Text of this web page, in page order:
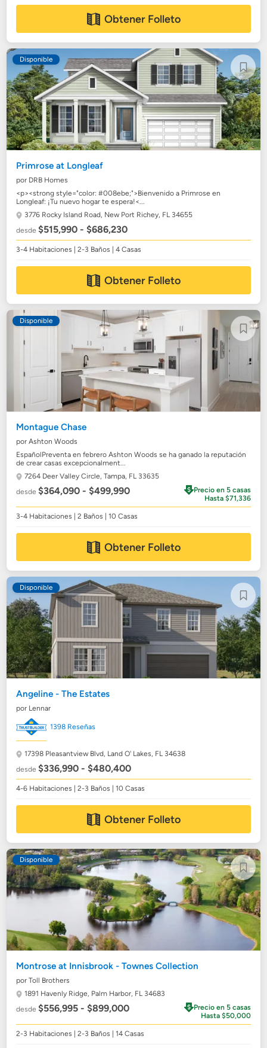
Obtener Folleto
Disponible
Primrose at Longleaf
por DRB Homes
<p><strong style="color: #008ebe;">Bienvenido a Primrose en
Longleaf: ¡Tu nuevo hogar te espera!<...
3776 Rocky Island Road, New Port Richey, FL 34655
desde$515,990 - $686,230
3-4 Habitaciones | 2-3 Baños | 4 Casas
Obtener Folleto
Disponible
Montague Chase
por Ashton Woods
EspañolPreventa en febrero Ashton Woods se ha ganado la reputación
de crear casas excepcionalment...
7264 Deer Valley Circle,Tampa, FL 33635
desde$364,090 - $499,990
Precio en 5 casas
Hasta $71,336
3-4 Habitaciones | 2 Baños | 10 Casas
Obtener Folleto
Disponible
Angeline - The Estates
por Lennar
1398 Reseñas
17398 Pleasantview Blvd, Land O' Lakes, FL 34638
desde$336,990 - $480,400
4-6 Habitaciones | 2-3 Baños | 10 Casas
Obtener Folleto
Disponible
Montrose at Innisbrook - Townes Collection
por Toll Brothers
1891 Havenly Ridge, Palm Harbor, FL 34683
desde$556,995 - $899,000
Precio en 5 casas
Hasta $50,000
2-3 Habitaciones | 2-3 Baños | 14 Casas